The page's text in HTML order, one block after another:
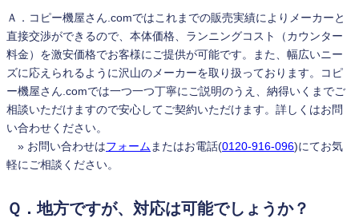
Ａ．コピー機屋さん.comではこれまでの販売実績によりメーカーと
直接交渉ができるので、本体価格、ランニングコスト（カウンター
料金）を激安価格でお客様にご提供が可能です。また、幅広いニー
ズに応えられるように沢山のメーカーを取り扱っております。コピ
ー機屋さん.comでは一つ一つ丁寧にご説明のうえ、納得いくまでご
相談いただけますので安心してご契約いただけます。詳しくはお問
い合わせください。
» お問い合わせはフォーム またはお電話(0120-916-096)にてお気
軽にご相談ください。
Ｑ．地方ですが、対応は可能でしょうか？